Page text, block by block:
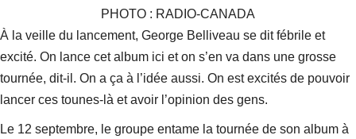
PHOTO : RADIO-CANADA
À la veille du lancement, George Belliveau se dit fébrile et
excité. On lance cet album ici et on s’en va dans une grosse
tournée, dit-il. On a ça à l’idée aussi. On est excités de pouvoir
lancer ces tounes-là et avoir l’opinion des gens.
Le 12 septembre, le groupe entame la tournée de son album à